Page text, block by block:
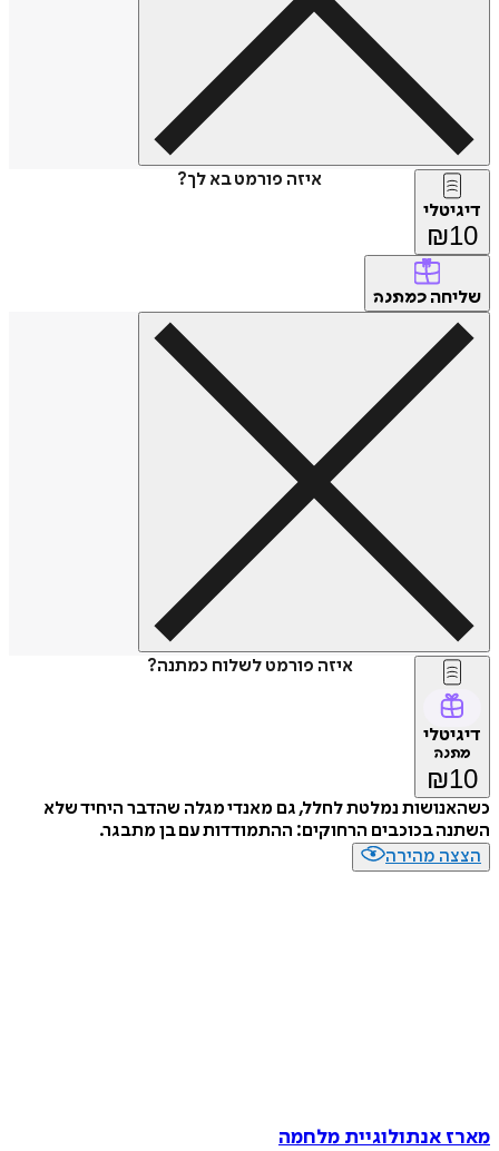
איזה פורמט בא לך?
דיגיטלי
₪10
שליחה כמתנה
איזה פורמט לשלוח כמתנה?
דיגיטלי
מתנה
₪10
כשהאנושות נמלטת לחלל, גם מאנדי מגלה שהדבר היחיד שלא
השתנה בכוכבים הרחוקים: ההתמודדות עם בן מתבגר.
הצצה מהירה
מארז אנתולוגיית מלחמה